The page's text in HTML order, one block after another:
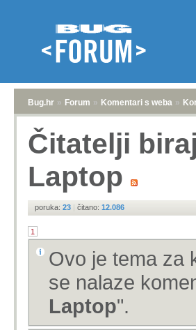
Bug.hr » Forum » Komentari s weba »
Čitatelji
Laptop
poruka: 23 | čitano: 12.086
1
Ovo je tema za
se nalaze
Laptop".